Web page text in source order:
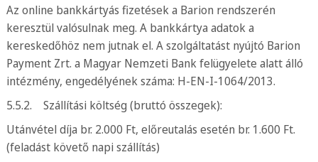
Az online bankkártyás fizetések a Barion rendszerén
keresztül valósulnak meg. A bankkártya adatok a
kereskedőhöz nem jutnak el. A szolgáltatást nyújtó Barion
Payment Zrt. a Magyar Nemzeti Bank felügyelete alatt álló
intézmény, engedélyének száma: H-EN-I-1064/2013.
5.5.2. Szállítási költség (bruttó összegek):
Utánvétel díja br. 2.000 Ft, előreutalás esetén br. 1.600 Ft.
(feladást követő napi szállítás)